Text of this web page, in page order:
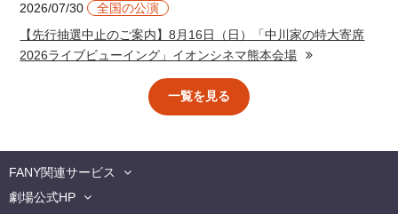
2026/07/30
全国の公演
【先行抽選中止のご案内】8月16日（日）「中川家の特大寄席
2026ライブビューイング」イオンシネマ熊本会場
一覧を見る
FANY関連サービス
劇場公式HP